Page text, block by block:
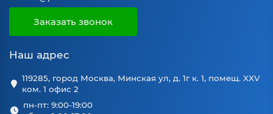
Заказать звонок
Наш адрес
119285, город Москва, Минская ул, д. 1г к. 1, помещ. XXV
ком. 1 офис 2
пн-пт: 9:00-19:00